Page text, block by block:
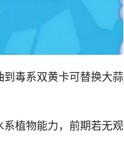
毒系双黄卡可替换大蒜
植物能力，前期若无观